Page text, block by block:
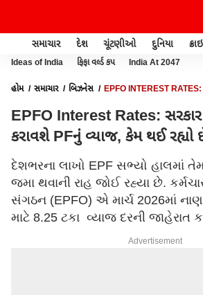
સમાચાર દેશ ચૂંટણીઓ દુનિયા
Ideas of India ફિફા વર્લ્ડ કપ India At 2047
હોમ સમાચાર બિઝનેસ
EPFO INTEREST RATES:
EPFO Interest Rates: સરકાર
કરાવશે PFનું વ્યાજ, કેમ થઈ રહ્યો
દેશભરના લાખો EPF સભ્યો હાલમાં
જમા થવાની રાહ જોઈ રહ્યા છે.
સંગઠન (EPFO) એ માર્ચ 2026માં
માટે 8.25 ટકા વ્યાજ દરની જાહેરાત
Advertisement